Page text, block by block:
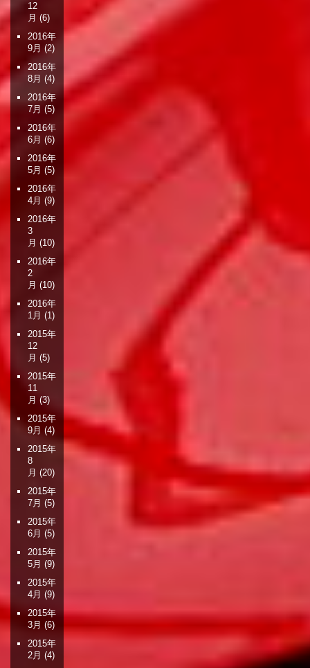
12
月 (6)
2016年
9月 (2)
2016年
8月 (4)
2016年
7月 (5)
2016年
6月 (6)
2016年
5月 (5)
2016年
4月 (9)
2016年
3
月 (10)
2016年
2
月 (10)
2016年
1月 (1)
2015年
12
月 (5)
2015年
11
月 (3)
2015年
9月 (4)
2015年
8
月 (20)
2015年
7月 (5)
2015年
6月 (5)
2015年
5月 (9)
2015年
4月 (9)
2015年
3月 (6)
2015年
2月 (4)